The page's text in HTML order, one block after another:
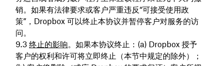
销。如果有法律要求或客户严重违反“可接受使用政
策”，Dropbox 可以终止本协议并暂停客户对服务的访
问。
终止的影响。如果本协议终止：(a) Dropbox 授予
客户的权利和许可将立即终止（本节中规定的除外）；